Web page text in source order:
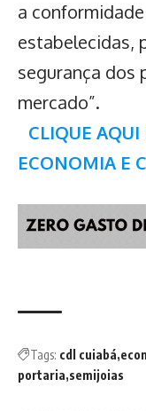
a
estabelecidas,
segurança dos
mercado”.
CLIQUE AQUI
ECONOMIA E
Tags: cdl cuiabá
portaria semijoias